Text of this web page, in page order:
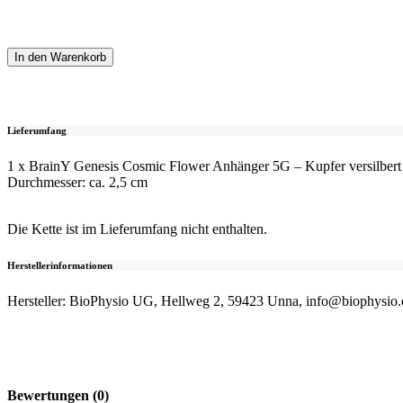
In den Warenkorb
Lieferumfang
1 x BrainY Genesis Cosmic Flower Anhänger 5G – Kupfer
Durchmesser: ca. 2,5 cm
Die Kette ist im Lieferumfang nicht enthalten.
Herstellerinformationen
Hersteller: BioPhysio UG, Hellweg 2, 59423 Unna,
Bewertungen (0)